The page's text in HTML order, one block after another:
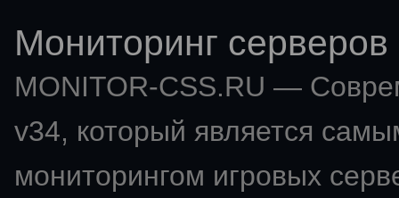
Мониторинг
MONITOR-CSS.RU —
v34, который является
мониторингом игровых